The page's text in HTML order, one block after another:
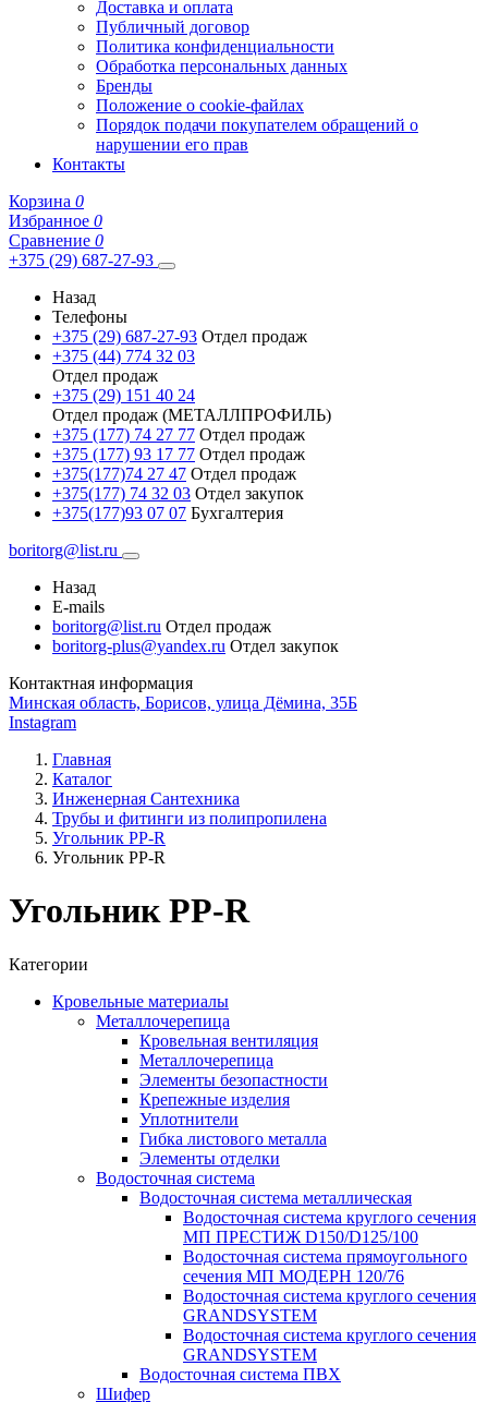
Доставка и оплата
Публичный договор
Политика конфиденциальности
Обработка персональных данных
Бренды
Положение о cookie-файлах
Порядок подачи покупателем обращений о
нарушении его прав
Контакты
Корзина 0
Избранное 0
Сравнение 0
+375 (29) 687-27-93
Назад
Телефоны
+375 (29) 687-27-93 Отдел продаж
+375 (44) 774 32 03
Отдел продаж
+375 (29) 151 40 24
Отдел продаж (МЕТАЛЛПРОФИЛЬ)
+375 (177) 74 27 77 Отдел продаж
+375 (177) 93 17 77 Отдел продаж
+375(177)74 27 47 Отдел продаж
+375(177) 74 32 03 Отдел закупок
+375(177)93 07 07 Бухгалтерия
boritorg@list.ru
Назад
E-mails
boritorg@list.ru Отдел продаж
boritorg-plus@yandex.ru Отдел закупок
Контактная информация
Минская область, Борисов, улица Дёмина, 35Б
Instagram
Главная
Каталог
Инженерная Сантехника
Трубы и фитинги из полипропилена
Угольник PP-R
Угольник РР-R
Угольник РР-R
Категории
Кровельные материалы
Металлочерепица
Кровельная вентиляция
Металлочерепица
Элементы безопастности
Крепежные изделия
Уплотнители
Гибка листового металла
Элементы отделки
Водосточная система
Водосточная система металлическая
Водосточная система круглого сечения
МП ПРЕСТИЖ D150/D125/100
Водосточная система прямоугольного
сечения МП МОДЕРН 120/76
Водосточная система круглого сечения
GRANDSYSTEM
Водосточная система круглого сечения
GRANDSYSTEM
Водосточная система ПВХ
Шифер